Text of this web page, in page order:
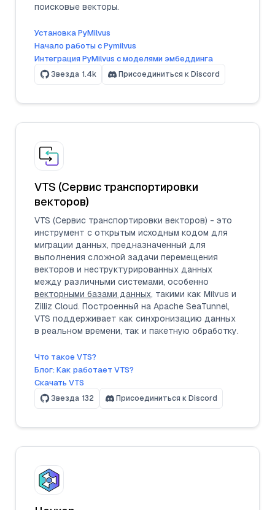
поисковые векторы.
Установка PyMilvus
Начало работы с Pymilvus
Интеграция PyMilvus с моделями эмбеддинга
Звезда 1.4k Присоединиться к Discord
VTS (Сервис транспортировки
векторов)
VTS (Сервис транспортировки векторов) - это
инструмент с открытым исходным кодом для
миграции данных, предназначенный для
выполнения сложной задачи перемещения
векторов и неструктурированных данных
между различными системами, особенно
векторными базами данных, такими как Milvus и
Zilliz Cloud. Построенный на Apache SeaTunnel,
VTS поддерживает как синхронизацию данных
в реальном времени, так и пакетную обработку.
Что такое VTS?
Блог: Как работает VTS?
Скачать VTS
Звезда 132 Присоединиться к Discord